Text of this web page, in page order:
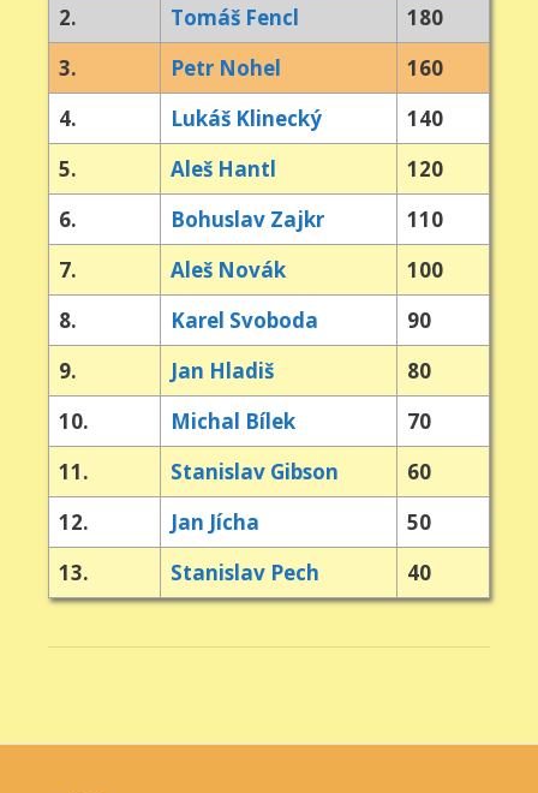
2.
Tomáš Fencl
180
3.
Petr Nohel
160
4.
Lukáš Klinecký
140
5.
Aleš Hantl
120
6.
Bohuslav Zajkr
110
7.
Aleš Novák
100
8.
Karel Svoboda
90
9.
Jan Hladiš
80
10.
Michal Bílek
70
11.
Stanislav Gibson
60
12.
Jan Jícha
50
13.
Stanislav Pech 40